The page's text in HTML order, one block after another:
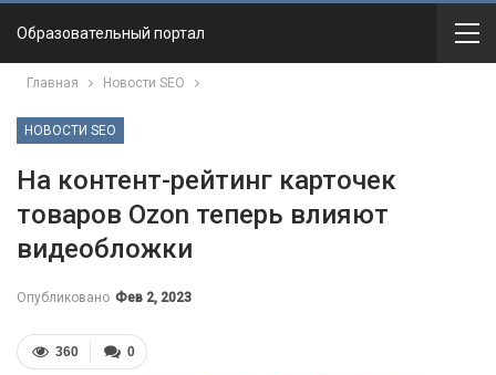
Образовательный портал
Главная Новости SEO
НОВОСТИ SEO
На контент-рейтинг карточек
товаров Ozon теперь влияют
видеобложки
Опубликовано Фев 2, 2023
0
360